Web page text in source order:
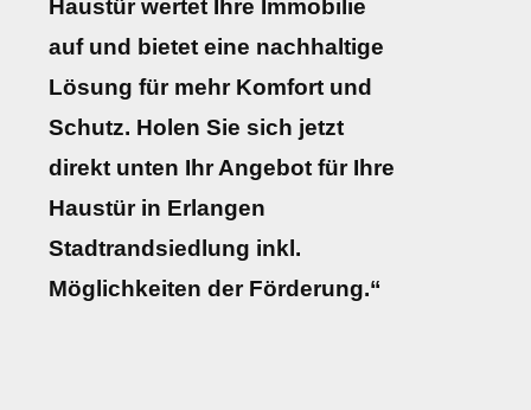
Haustür wertet Ihre Immobilie
auf und bietet eine nachhaltige
Lösung für mehr Komfort und
Schutz. Holen Sie sich jetzt
direkt unten Ihr Angebot für Ihre
Haustür in Erlangen
Stadtrandsiedlung inkl.
Möglichkeiten der Förderung.“